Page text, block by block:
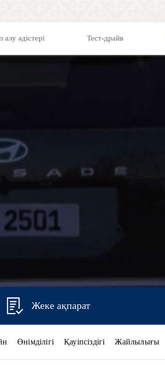
алу әдістері Тест-драйв
Жеке ақпарат
Өнімділігі Қауіпсіздігі Жайлылығы